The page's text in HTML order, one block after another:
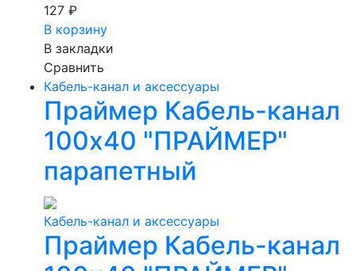
127 ₽
В корзину
В закладки
Сравнить
Кабель-канал и аксессуары
Праймер Кабель-канал
100х40 "ПРАЙМЕР"
парапетный
Кабель-канал и аксессуары
Праймер Кабель-канал